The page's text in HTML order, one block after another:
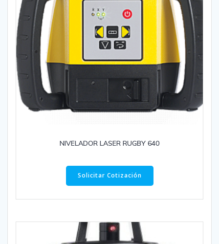
NIVELADOR LASER RUGBY 640
Solicitar Cotización